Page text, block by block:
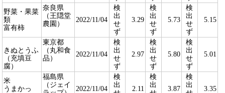
野菜・果菜
類
富有柿
奈良県
（王隠堂
農園）
2022/11/04
検
出
せ
ず
3.29
検
出
せ
ず
5.73
検
出
せ
ず
5.15
きぬとうふ
（充填豆
腐）
東京都
（丸和食
品）
2022/11/04
検
出
せ
ず
2.97
検
出
せ
ず
5.80
検
出
せ
ず
5.01
米
うまかっ
福島県
（ジェイ
2022/11/04
検
出
2.11
検
出
3.87
検
出
3.35